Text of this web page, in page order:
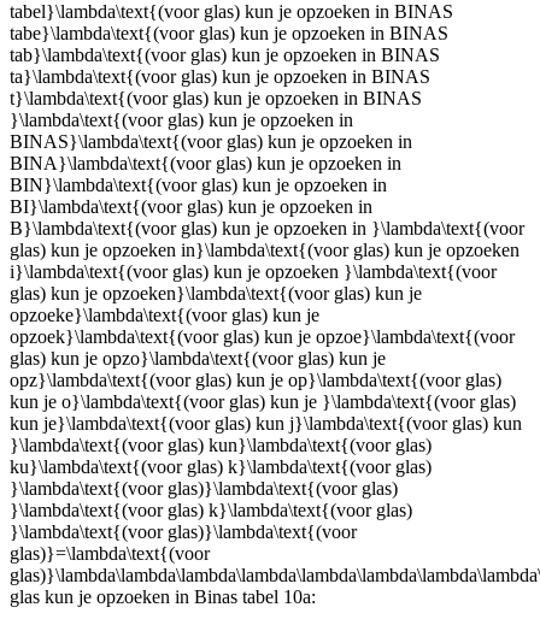
tabel}\lambda\text{(voor glas) kun je opzoeken in BINAS
tabe}\lambda\text{(voor glas) kun je opzoeken in BINAS
tab}\lambda\text{(voor glas) kun je opzoeken in BINAS
ta}\lambda\text{(voor glas) kun je opzoeken in BINAS
t}\lambda\text{(voor glas) kun je opzoeken in BINAS
}\lambda\text{(voor glas) kun je opzoeken in
BINAS}\lambda\text{(voor glas) kun je opzoeken in
BINA}\lambda\text{(voor glas) kun je opzoeken in
BIN}\lambda\text{(voor glas) kun je opzoeken in
BI}\lambda\text{(voor glas) kun je opzoeken in
B}\lambda\text{(voor glas) kun je opzoeken in }\lambda\text{(voor
glas) kun je opzoeken in}\lambda\text{(voor glas) kun je opzoeken
i}\lambda\text{(voor glas) kun je opzoeken }\lambda\text{(voor
glas) kun je opzoeken}\lambda\text{(voor glas) kun je
opzoeke}\lambda\text{(voor glas) kun je
opzoek}\lambda\text{(voor glas) kun je opzoe}\lambda\text{(voor
glas) kun je opzo}\lambda\text{(voor glas) kun je
opz}\lambda\text{(voor glas) kun je op}\lambda\text{(voor glas)
kun je o}\lambda\text{(voor glas) kun je }\lambda\text{(voor glas)
kun je}\lambda\text{(voor glas) kun j}\lambda\text{(voor glas) kun
}\lambda\text{(voor glas) kun}\lambda\text{(voor glas)
ku}\lambda\text{(voor glas) k}\lambda\text{(voor glas)
}\lambda\text{(voor glas)}\lambda\text{(voor glas)
}\lambda\text{(voor glas) k}\lambda\text{(voor glas)
}\lambda\text{(voor glas)}\lambda\text{(voor
glas)}=\lambda\text{(voor
glas kun je opzoeken in Binas tabel 10a: